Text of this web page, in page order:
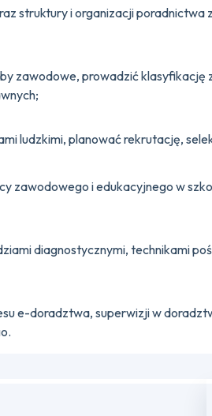
struktury i organizacji poradnictwa
zawodowe, prowadzić
ludzkimi, planować rekrutację,
zawodowego i edukacyjnego w
diagnostycznymi, technikami
e-doradztwa, superwizji w